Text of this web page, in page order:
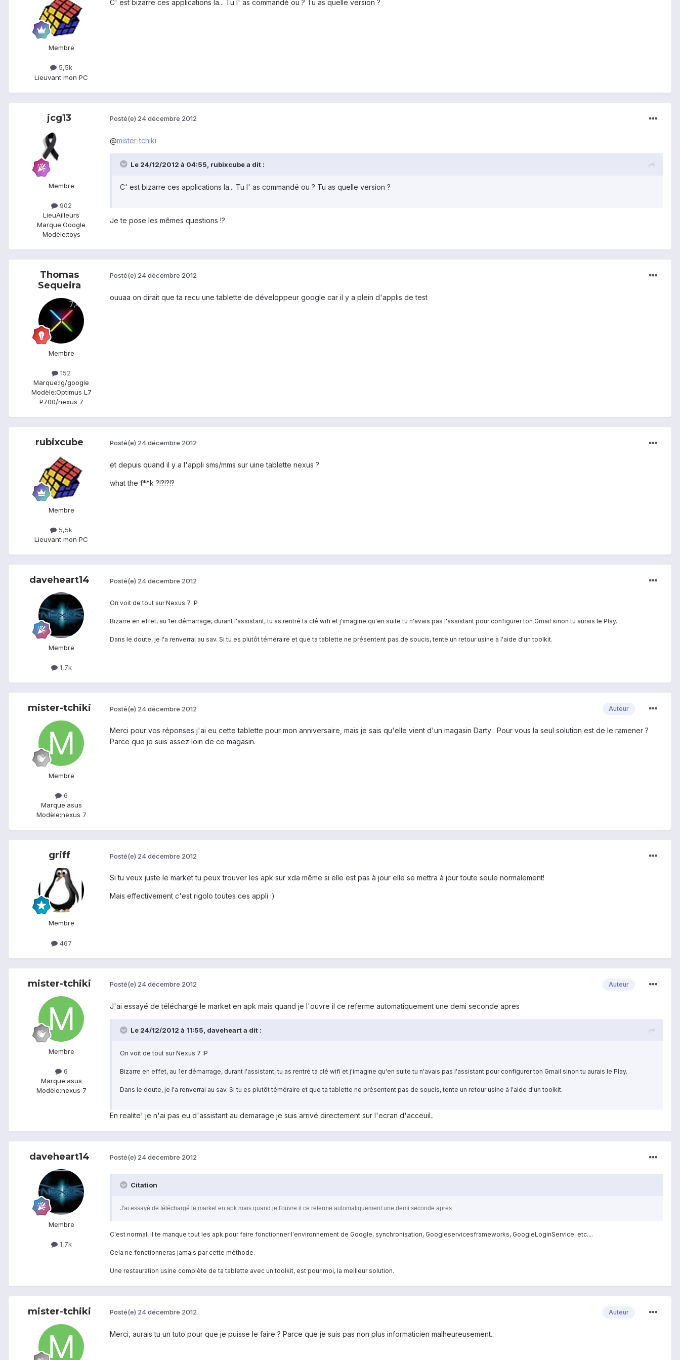
Membre
5,5k
Lieuvant mon PC
C' est bizarre ces applications la... Tu l' as commandé ou ? Tu as quelle version ?
jcg13
Membre
902
LieuAilleurs
Marque:Google
Modèle:toys
Posté(e) 24 décembre 2012
@mister-tchiki
Le 24/12/2012 à 04:55, rubixcube a dit :
C' est bizarre ces applications la... Tu l' as commandé ou ? Tu as quelle version ?
Je te pose les mêmes questions !?
Thomas
Sequeira
Membre
152
Marque:lg/google
Modèle:Optimus L7
P700/nexus 7
Posté(e) 24 décembre 2012
ouuaa on dirait que ta recu une tablette de développeur google car il y a plein d'applis de test
rubixcube
Membre
5,5k
Lieuvant mon PC
Posté(e) 24 décembre 2012
et depuis quand il y a l'appli sms/mms sur uine tablette nexus ?
what the f**k ?!?!?!?
daveheart14
Membre
1,7k
Posté(e) 24 décembre 2012
On voit de tout sur Nexus 7 :P
Bizarre en effet, au 1er démarrage, durant l'assistant, tu as rentré ta clé wifi et j'imagine qu'en suite tu n'avais pas l'assistant pour configurer ton Gmail sinon tu aurais le Play.
Dans le doute, je l'a renverrai au sav. Si tu es plutôt téméraire et que ta tablette ne présentent pas de soucis, tente un retour usine à l'aide d'un toolkit.
mister-tchiki
Membre
6
Marque:asus
Modèle:nexus 7
Auteur
Posté(e) 24 décembre 2012
Merci pour vos réponses j'ai eu cette tablette pour mon anniversaire, mais je sais qu'elle vient d'un magasin Darty . Pour vous la seul solution est de le ramener ?
Parce que je suis assez loin de ce magasin.
griff
Membre
467
Posté(e) 24 décembre 2012
Si tu veux juste le market tu peux trouver les apk sur xda même si elle est pas à jour elle se mettra à jour toute seule normalement!
Mais effectivement c'est rigolo toutes ces appli :)
mister-tchiki
Membre
6
Marque:asus
Modèle:nexus 7
Auteur
Posté(e) 24 décembre 2012
J'ai essayé de téléchargé le market en apk mais quand je l'ouvre il ce referme automatiquement une demi seconde apres
Le 24/12/2012 à 11:55, daveheart a dit :
On voit de tout sur Nexus 7 :P
Bizarre en effet, au 1er démarrage, durant l'assistant, tu as rentré ta clé wifi et j'imagine qu'en suite tu n'avais pas l'assistant pour configurer ton Gmail sinon tu aurais le Play.
Dans le doute, je l'a renverrai au sav. Si tu es plutôt téméraire et que ta tablette ne présentent pas de soucis, tente un retour usine à l'aide d'un toolkit.
En realite' je n'ai pas eu d'assistant au demarage je suis arrivé directement sur l'ecran d'acceuil..
daveheart14
Membre
1,7k
Posté(e) 24 décembre 2012
Citation
J'ai essayé de téléchargé le market en apk mais quand je l'ouvre il ce referme automatiquement une demi seconde apres
C'est normal, il te manque tout les apk pour faire fonctionner l'environnement de Google, synchronisation, Googleservicesframeworks, GoogleLoginService, etc....
Cela ne fonctionneras jamais par cette méthode.
Une restauration usine complète de ta tablette avec un toolkit, est pour moi, la meilleur solution.
mister-tchiki Auteur
Posté(e) 24 décembre 2012
Merci, aurais tu un tuto pour que je puisse le faire ? Parce que je suis pas non plus informaticien malheureusement..